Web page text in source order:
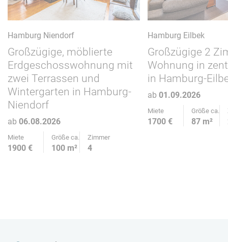
Hamburg Niendorf
Großzügige, möblierte
Erdgeschosswohnung mit
zwei Terrassen und
Wintergarten in Hamburg-
Niendorf
ab 06.08.2026
Miete Größe ca. Zimmer
1900 € 100 m² 4
Hamburg Eilbek
Großzügige 2
Wohnung in
in Hamburg-
ab 01.09.2026
Miete Größe ca.
1700 € 87 m²